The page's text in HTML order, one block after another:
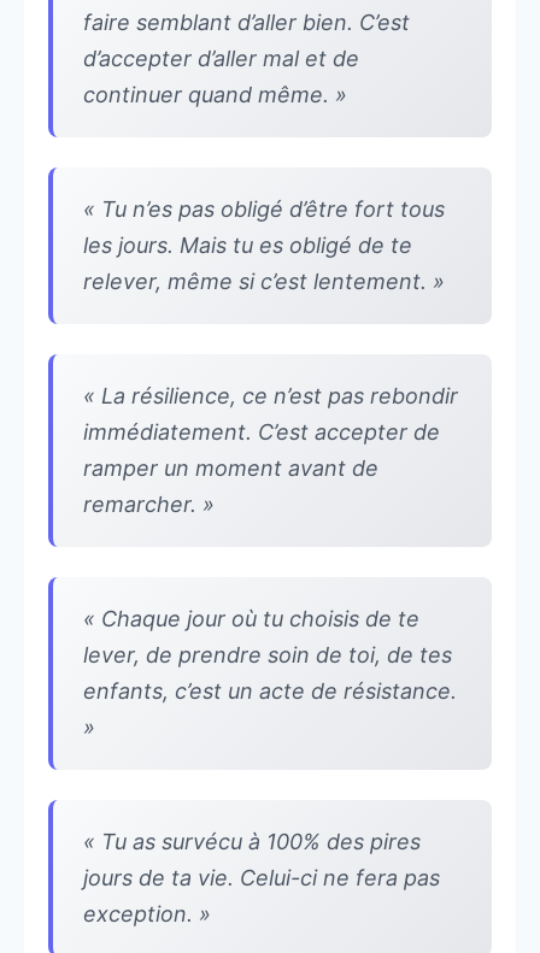
faire semblant d’aller bien. C’est
d’accepter d’aller mal et de
continuer quand même. »
« Tu n’es pas obligé d’être fort tous
les jours. Mais tu es obligé de te
relever, même si c’est lentement. »
« La résilience, ce n’est pas rebondir
immédiatement. C’est accepter de
ramper un moment avant de
remarcher. »
« Chaque jour où tu choisis de te
lever, de prendre soin de toi, de tes
enfants, c’est un acte de résistance.
»
« Tu as survécu à 100% des pires
jours de ta vie. Celui-ci ne fera pas
exception. »